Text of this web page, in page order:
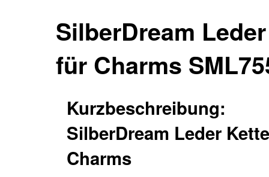
SilberDream
für Charms
Kurzbeschreibung:
SilberDream Leder
Charms